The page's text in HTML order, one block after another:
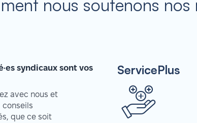
nous soutenons nos
syndicaux sont vos
avec nous et
conseils
que ce soit
ServicePlus